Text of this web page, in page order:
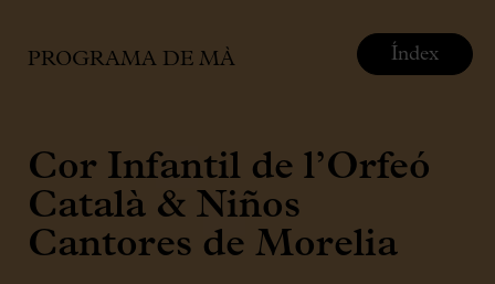
PROGRAMA DE MÀ
Cor Infantil de l’Orfeó
Català & Niños
Cantores de Morelia
Índex